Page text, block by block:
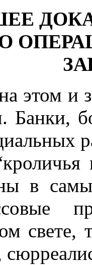
этом и
Банки,
в